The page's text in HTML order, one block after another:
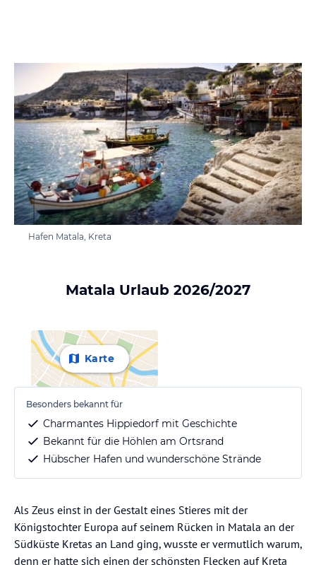
Hafen Matala, Kreta
Matala Urlaub 2026/2027
Besonders bekannt für
Charmantes Hippiedorf mit Geschichte
Bekannt für die Höhlen am Ortsrand
Hübscher Hafen und wunderschöne Strände
Karte
Als Zeus einst in der Gestalt eines Stieres mit der
Königstochter Europa auf seinem Rücken in Matala an der
Südküste Kretas an Land ging, wusste er vermutlich warum,
denn er hatte sich einen der schönsten Flecken auf Kreta